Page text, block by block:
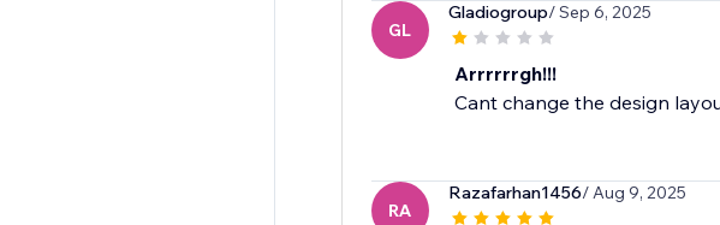
GL
Gladiogroup/ Sep 6, 2025
Arrrrrrgh!!!
Cant change the design
RA
Razafarhan1456/ Aug 9, 2025